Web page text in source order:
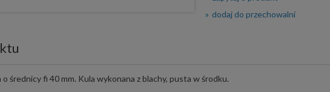
dodaj do przechowalni
o średnicy fi 40 mm. Kula wykonana z blachy, pusta w środku.